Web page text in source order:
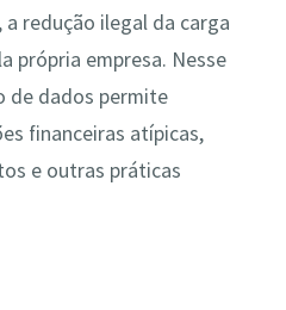
redução ilegal da carga
própria empresa. Nesse
de dados permite
financeiras atípicas,
e outras práticas